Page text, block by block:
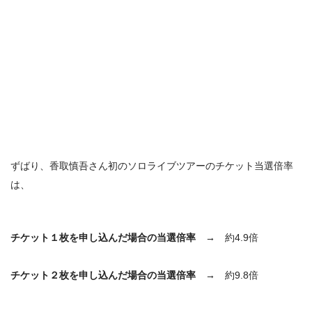
ずばり、香取慎吾さん初のソロライブツアーのチケット当選倍率
は、
チケット１枚を申し込んだ場合の当選倍率 → 約4.9倍
チケット２枚を申し込んだ場合の当選倍率 → 約9.8倍